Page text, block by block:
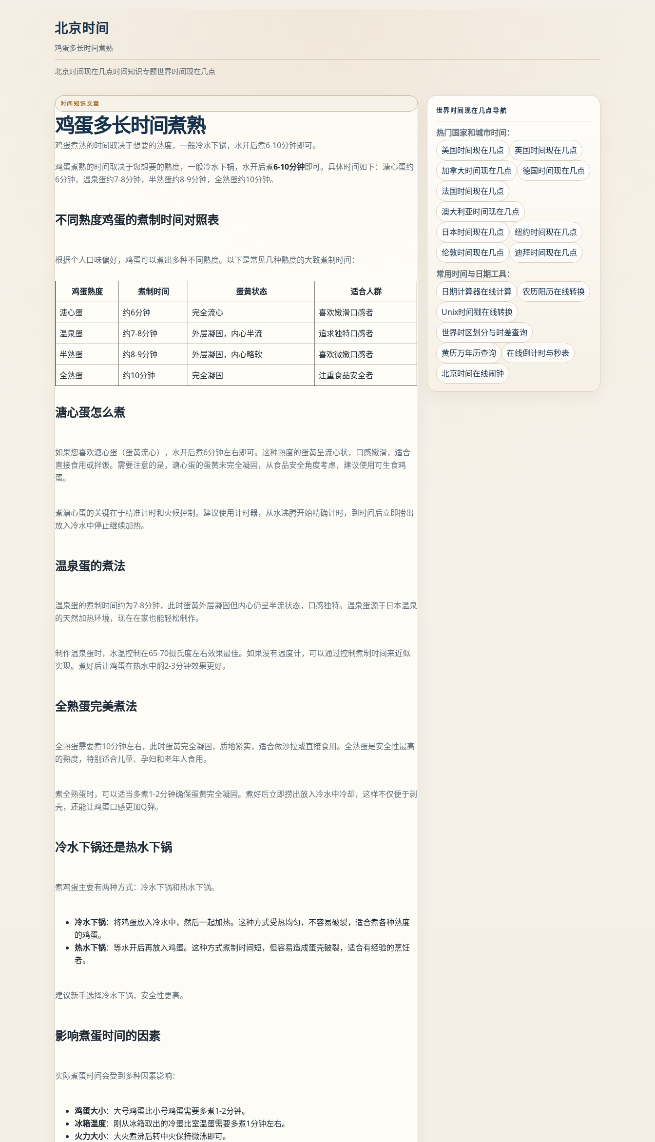
北京时间
鸡蛋多长时间煮熟
北京时间现在几点时间知识专题世界时间现在几点
时间知识文章
鸡蛋多长时间煮熟
鸡蛋煮熟的时间取决于想要的熟度，一般冷水下锅，水开后煮6-10分钟即可。
鸡蛋煮熟的时间取决于您想要的熟度，一般冷水下锅，水开后煮6-10分钟即可。具体时间如下：溏心蛋约
6分钟，温泉蛋约7-8分钟，半熟蛋约8-9分钟，全熟蛋约10分钟。
不同熟度鸡蛋的煮制时间对照表
根据个人口味偏好，鸡蛋可以煮出多种不同熟度。以下是常见几种熟度的大致煮制时间：
鸡蛋熟度 煮制时间 蛋黄状态
适合人群
溏心蛋
约6分钟 完全流心
喜欢嫩滑口感者
温泉蛋
约7-8分钟 外层凝固，内心半流
追求独特口感者
半熟蛋
约8-9分钟 外层凝固，内心略软
喜欢微嫩口感者
全熟蛋
约10分钟 完全凝固 注重食品安全者
溏心蛋怎么煮
如果您喜欢溏心蛋（蛋黄流心），水开后煮6分钟左右即可。这种熟度的蛋黄呈流心状，口感嫩滑，适合
直接食用或拌饭。需要注意的是，溏心蛋的蛋黄未完全凝固，从食品安全角度考虑，建议使用可生食鸡
蛋。
煮溏心蛋的关键在于精准计时和火候控制。建议使用计时器，从水沸腾开始精确计时，到时间后立即捞出
放入冷水中停止继续加热。
温泉蛋的煮法
温泉蛋的煮制时间约为7-8分钟，此时蛋黄外层凝固但内心仍呈半流状态，口感独特。温泉蛋源于日本温泉
的天然加热环境，现在在家也能轻松制作。
制作温泉蛋时，水温控制在65-70摄氏度左右效果最佳。如果没有温度计，可以通过控制煮制时间来近似
实现。煮好后让鸡蛋在热水中焖2-3分钟效果更好。
全熟蛋完美煮法
全熟蛋需要煮10分钟左右，此时蛋黄完全凝固，质地紧实，适合做沙拉或直接食用。全熟蛋是安全性最高
的熟度，特别适合儿童、孕妇和老年人食用。
煮全熟蛋时，可以适当多煮1-2分钟确保蛋黄完全凝固。煮好后立即捞出放入冷水中冷却，这样不仅便于剥
壳，还能让鸡蛋口感更加Q弹。
冷水下锅还是热水下锅
煮鸡蛋主要有两种方式：冷水下锅和热水下锅。
冷水下锅：将鸡蛋放入冷水中，然后一起加热。这种方式受热均匀，不容易破裂，适合煮各种熟度
的鸡蛋。
热水下锅：等水开后再放入鸡蛋。这种方式煮制时间短，但容易造成蛋壳破裂，适合有经验的烹饪
者。
建议新手选择冷水下锅，安全性更高。
影响煮蛋时间的因素
实际煮蛋时间会受到多种因素影响：
鸡蛋大小：大号鸡蛋比小号鸡蛋需要多煮1-2分钟。
冰箱温度：刚从冰箱取出的冷蛋比室温蛋需要多煮1分钟左右。
火力大小：大火煮沸后转中火保持微沸即可。
世界时间现在几点导航
热门国家和城市时间：
美国时间现在几点
英国时间现在几点
加拿大时间现在几点
德国时间现在几点
法国时间现在几点
澳大利亚时间现在几点
日本时间现在几点
纽约时间现在几点
伦敦时间现在几点
迪拜时间现在几点
常用时间与日期工具：
日期计算器在线计算
农历阳历在线转换
Unix时间戳在线转换
世界时区划分与时差查询
黄历万年历查询
在线倒计时与秒表
北京时间在线闹钟